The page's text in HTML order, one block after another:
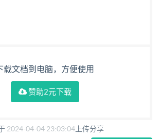
载文档到电脑，方便使用
赞助2元下载
2024-04-04 23:03:04 上传分享